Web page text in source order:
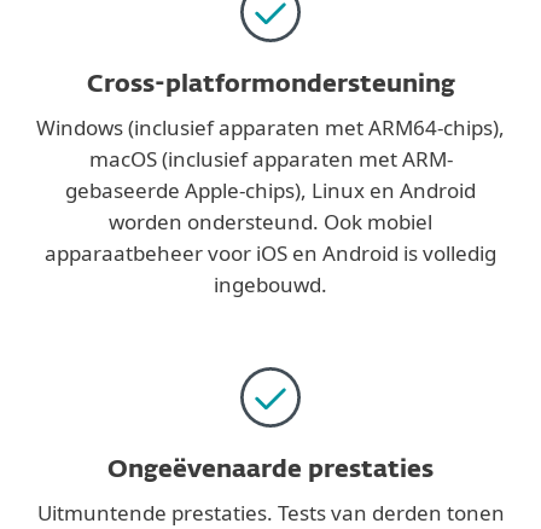
Cross-platformondersteuning
Windows (inclusief apparaten met ARM64-chips),
macOS (inclusief apparaten met ARM-
gebaseerde Apple-chips), Linux en Android
worden ondersteund. Ook mobiel
apparaatbeheer voor iOS en Android is volledig
ingebouwd.
Ongeëvenaarde prestaties
Uitmuntende prestaties. Tests van derden tonen